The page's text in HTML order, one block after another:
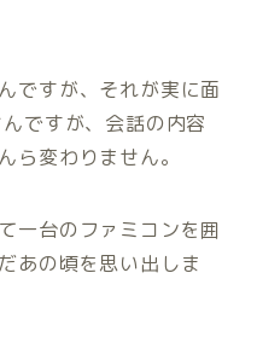
ですが、それが実に面
ですが、会話の内容
ら変わりません。
一台のファミコンを囲
あの頃を思い出しま